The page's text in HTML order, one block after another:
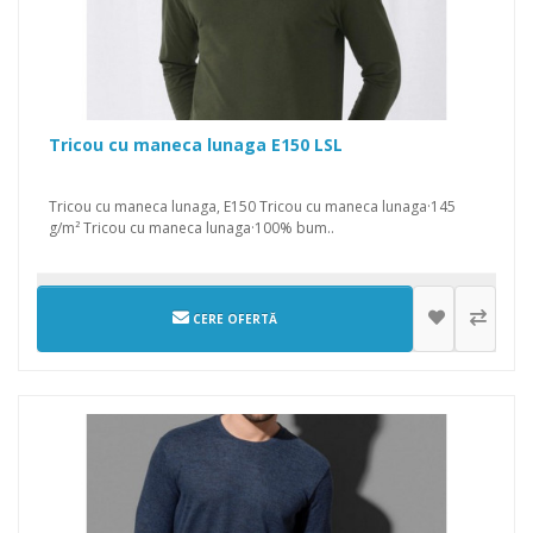
Tricou cu maneca lunaga E150 LSL
Tricou cu maneca lunaga, E150 Tricou cu maneca lunaga·145
g/m² Tricou cu maneca lunaga·100% bum..
CERE OFERTĂ